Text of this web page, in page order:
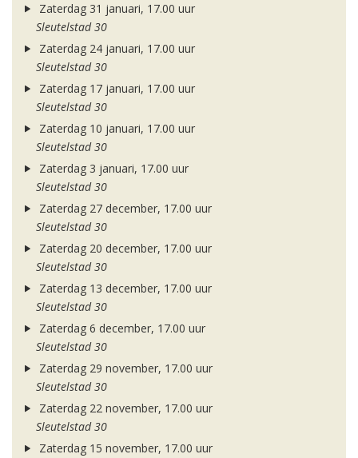
Zaterdag 31 januari, 17.00 uur
Sleutelstad 30
Zaterdag 24 januari, 17.00 uur
Sleutelstad 30
Zaterdag 17 januari, 17.00 uur
Sleutelstad 30
Zaterdag 10 januari, 17.00 uur
Sleutelstad 30
Zaterdag 3 januari, 17.00 uur
Sleutelstad 30
Zaterdag 27 december, 17.00 uur
Sleutelstad 30
Zaterdag 20 december, 17.00 uur
Sleutelstad 30
Zaterdag 13 december, 17.00 uur
Sleutelstad 30
Zaterdag 6 december, 17.00 uur
Sleutelstad 30
Zaterdag 29 november, 17.00 uur
Sleutelstad 30
Zaterdag 22 november, 17.00 uur
Sleutelstad 30
Zaterdag 15 november, 17.00 uur